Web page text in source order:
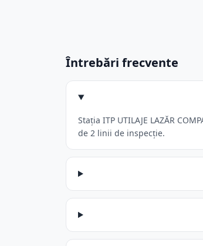
Întrebări frecvente
Stația ITP UTILAJE LAZĂR
de 2 linii de inspecție.